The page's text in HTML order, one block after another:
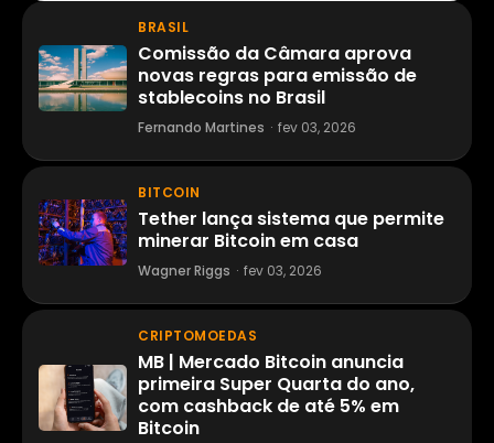
BRASIL
Comissão da Câmara aprova
novas regras para emissão de
stablecoins no Brasil
Fernando Martines · fev 03, 2026
BITCOIN
Tether lança sistema que permite
minerar Bitcoin em casa
Wagner Riggs · fev 03, 2026
CRIPTOMOEDAS
MB | Mercado Bitcoin anuncia
primeira Super Quarta do ano,
com cashback de até 5% em
Bitcoin